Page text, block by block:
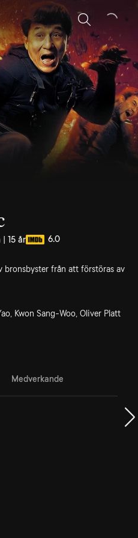
Sök
15 år 6.0
bronsbyster från att förstöras av
Kwon Sang-Woo, Oliver Platt
Medverkande